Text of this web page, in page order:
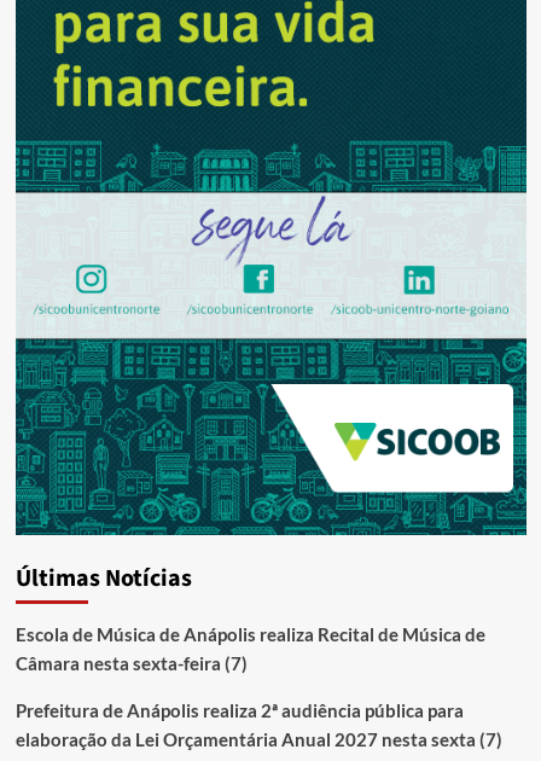
Últimas Notícias
Escola de Música de Anápolis realiza Recital de Música de
Câmara nesta sexta-feira (7)
Prefeitura de Anápolis realiza 2ª audiência pública para
elaboração da Lei Orçamentária Anual 2027 nesta sexta (7)